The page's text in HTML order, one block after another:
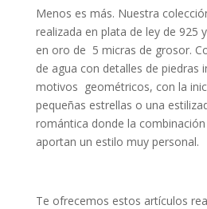
Menos es más. Nuestra
realizada en plata de ley de 925
en oro de 5 micras de grosor.
de agua con detalles de piedras
motivos geométricos, con la
pequeñas estrellas o una
romántica donde la
aportan un estilo muy personal.
Te ofrecemos estos artículos